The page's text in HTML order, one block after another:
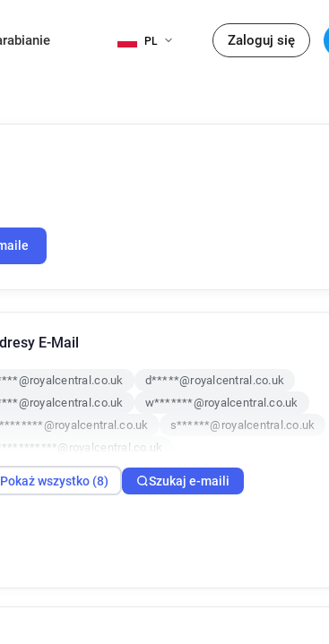
PL Zaloguj się
E-Mail
d*****@royalcentral.co.uk
w*******@royalcentral.co.uk
s******@royalcentral.co.uk
Pokaż wszystko (8) Szukaj e-maili